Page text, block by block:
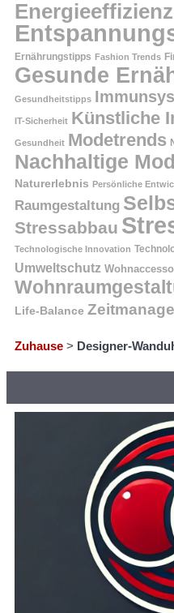
Energieeffizienz
Ernährungstipps Fashion Trends
Gesunde
Gesundheitstipps
IT-Sicherheit Künstliche
Gesundheit Modetrends
Nachhaltige
Naturerlebnis Persönliche
Raumgestaltung
Stressabbau
Technologische Innovation
Umweltschutz
Life-Balance
Zuhause > Designer-